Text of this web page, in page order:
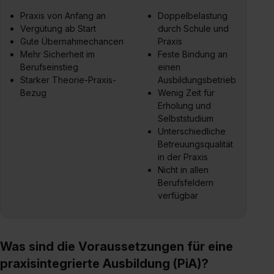
angemessenes Datenschutzniveau (EuGH – Schrems
II). Du kannst die von dir erteilte Einwilligung jederzeit mit
Wirkung für die Zukunft ganz oder teilweise über unsere
Datenschutzerklärung unter dem Punkt „Datenschutz-
Einstellungen“ widerrufen. Weitere Informationen zu den
einzelnen Cookies findest du durch Klick auf „Details
Datenschutzerklärung
Praxis von Anfang an
Vergütung ab Start
Gute Übernahmechancen
Mehr Sicherheit im
Berufseinstieg
Starker Theorie-Praxis-
Bezug
Doppelbelastung
durch Schule und
Praxis
Feste Bindung an
einen
Ausbildungsbetrieb
Wenig Zeit für
Erholung und
Selbststudium
Unterschiedliche
Betreuungsqualität
in der Praxis
Nicht in allen
Berufsfeldern
verfügbar
Was sind die Voraussetzungen für eine
praxisintegrierte Ausbildung (PiA)?